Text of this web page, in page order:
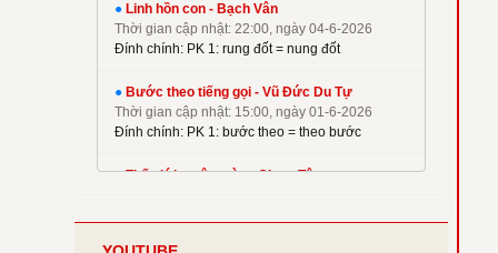
Nguyên Dũng
Nguyên Hữu
Nguyễn Duy
Nguyễn Hèn Mọn
P. Kim
✦ Phạm Đình Nhu
✦ Phạm Liên Hùng
● Linh hồn con - Bạch Vân
Thời gian cập nhật: 22:00, ngày 04-6-2026
Đính chính: PK 1: rung đốt = nung đốt
● Bước theo tiếng gọi - Vũ Đức Du Tự
Thời gian cập nhật: 15:00, ngày 01-6-2026
Đính chính: PK 1: bước theo = theo bước
●Thế giới muôn màu - Giang Tâm